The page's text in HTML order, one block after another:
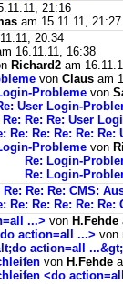
21:16
am 15.11.11, 21:27
20:34
16.11.11, 16:38
Richard2 am
von Claus am
Probleme von
User Login-
Re: Re: Re: User
Re: Re: Re: Re:
Probleme von
Re: Login-
Re: Login-
Re: Re: Re: CMS:
Re: Re: Re: Re:
...> von H.Fehde
action=all ...> von
action=all ...&gt;
von H.Fehde
<do